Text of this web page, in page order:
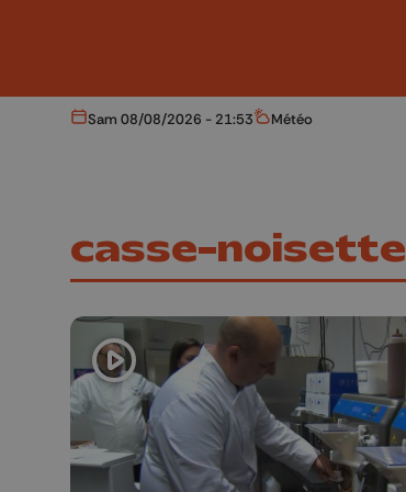
Aujourd'hui
Sam 08/08/2026 - 21:53 Météo
Météo
casse-noisette